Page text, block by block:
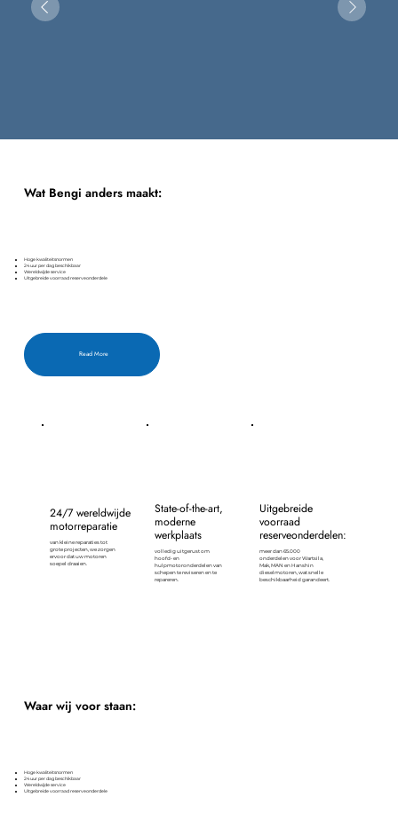
Wat Bengi anders maakt:
Hoge kwaliteitsnormen
24 uur per dag beschikbaar
Wereldwijde service
Uitgebreide voorraad reserveonderdele
Read More
24/7 wereldwijde
motorreparatie
van kleine reparaties tot
grote projecten, we zorgen
ervoor dat uw motoren
soepel draaien.
State-of-the-art,
moderne
werkplaats
volledig uitgerust om
hoofd- en
hulpmotoronderdelen van
schepen te reviseren en te
repareren.
Uitgebreide
voorraad
reserveonderdelen:
meer dan 65.000
onderdelen voor Wartsila,
Mak, MAN en Hanshin
dieselmotoren, wat snelle
beschikbaarheid garandeert.
Waar wij voor staan:
Hoge kwaliteitsnormen
24 uur per dag beschikbaar
Wereldwijde service
Uitgebreide voorraad reserveonderdele